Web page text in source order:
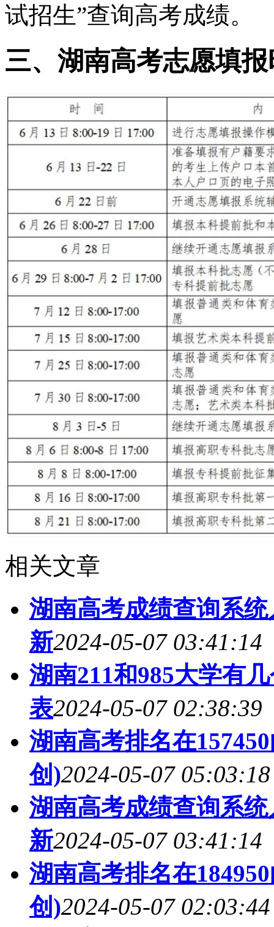
试招生”查询高考成绩。
三、湖南高考志愿填
相关文章
湖南高考成绩查询系
新2024-05-07 03:41:14
湖南211和985大学有
表2024-05-07 02:38:39
湖南高考排名在
创)2024-05-07 05:03:18
湖南高考成绩查询系
新2024-05-07 03:41:14
湖南高考排名在
创)2024-05-07 02:03:44